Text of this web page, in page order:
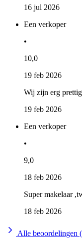
16 jul 2026
Een verkoper
•
10,0
19 feb 2026
Wij zijn erg
19 feb 2026
Een verkoper
•
9,0
18 feb 2026
Super makelaar
18 feb 2026
Alle beoordelingen